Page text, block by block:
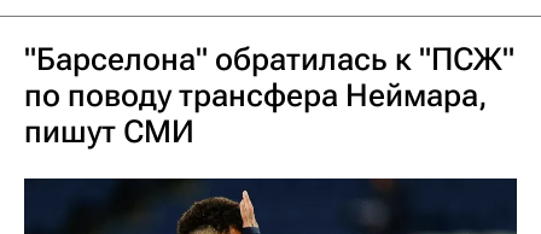
"Барселона" обратилась к "ПСЖ"
по поводу трансфера Неймара,
пишут СМИ